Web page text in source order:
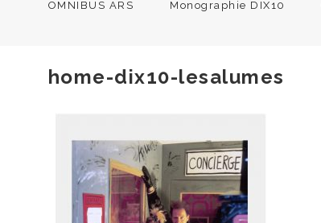
OMNIBUS ARS Monographie DIX10
home-dix10-lesalumes